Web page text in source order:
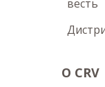
весть
О CRV